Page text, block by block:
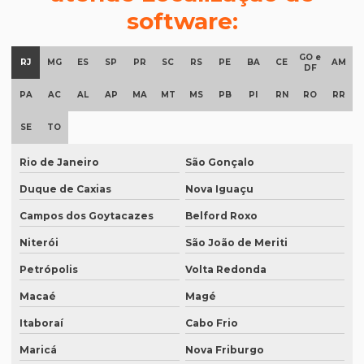
Documentos para tradução juramentada
Empresa de degravação de vídeo
Empresa de degravação de vídeo em BH
Empresa de degravação de vídeo em campinas
Empresa de degravação whatsapp
Empresa de degravação whatsapp em curitiba
Empresa de legendagem
Empresa de legendagem de filmes
Empresa de legendagem de filmes em sp
software:
RJ MG ES SP PR SC RS PE BA CE
GO e
DF
AM
PA AC AL AP MA MT MS PB PI RN RO RR
SE TO
Rio de Janeiro São Gonçalo
Duque de Caxias Nova Iguaçu
Campos dos Goytacazes Belford Roxo
Niterói São João de Meriti
Petrópolis Volta Redonda
Macaé Magé
Itaboraí Cabo Frio
Maricá Nova Friburgo